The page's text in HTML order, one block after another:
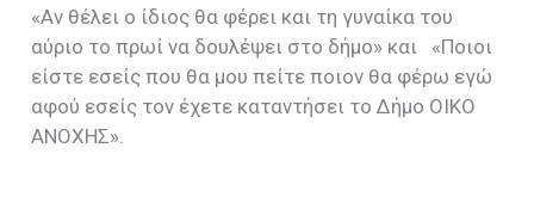
«Αν θέλει ο ίδιος θα φέρει και τη γυναίκα του
αύριο το πρωί να δουλέψει στο δήμο» και «Ποιοι
είστε εσείς που θα μου πείτε ποιον θα φέρω εγώ
αφού εσείς τον έχετε καταντήσει το Δήμο ΟΙΚΟ
ΑΝΟΧΗΣ».